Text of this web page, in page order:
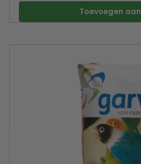
Toevoegen